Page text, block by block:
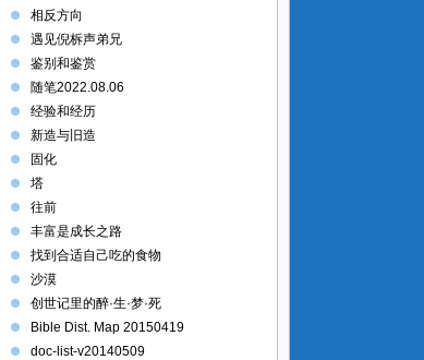
相反方向
遇见倪柝声弟兄
鉴别和鉴赏
随笔2022.08.06
经验和经历
新造与旧造
固化
塔
往前
丰富是成长之路
找到合适自己吃的食物
沙漠
创世记里的醉·生·梦·死
Bible Dist. Map 20150419
doc-list-v20140509